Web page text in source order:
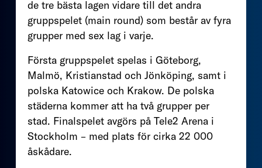
de tre bästa lagen vidare till det andra
gruppspelet (main round) som består av fyra
grupper med sex lag i varje.
Första gruppspelet spelas i Göteborg,
Malmö, Kristianstad och Jönköping, samt i
polska Katowice och Krakow. De polska
städerna kommer att ha två grupper per
stad. Finalspelet avgörs på Tele2 Arena i
Stockholm – med plats för cirka 22 000
åskådare.